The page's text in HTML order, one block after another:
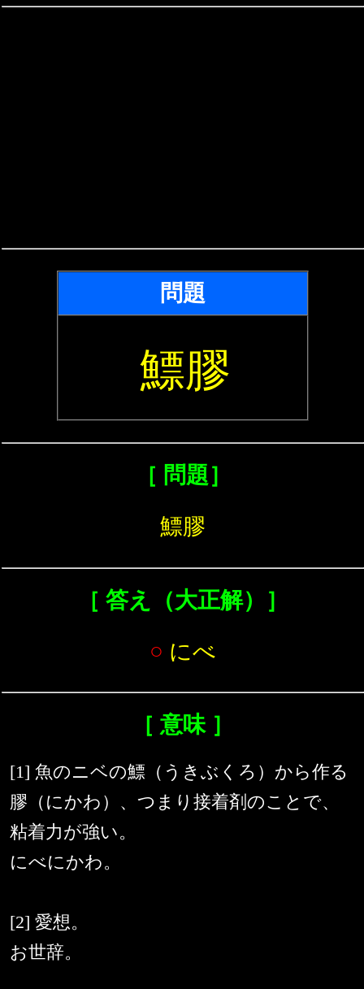
問題
鰾膠
［ 問題］
鰾膠
［ 答え（大正解）］
○ にべ
［ 意味 ］
[1] 魚のニベの鰾（うきぶくろ）から作る
膠（にかわ）、つまり接着剤のことで、
粘着力が強い。
にべにかわ。
[2] 愛想。
お世辞。